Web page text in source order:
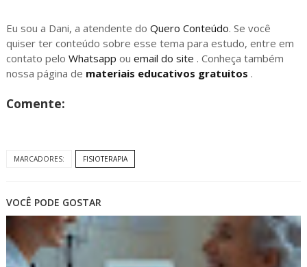
Eu sou a Dani, a atendente do Quero Conteúdo. Se você
quiser ter conteúdo sobre esse tema para estudo, entre em
contato pelo Whatsapp ou email do site . Conheça também
nossa página de materiais educativos gratuitos .
Comente:
MARCADORES: FISIOTERAPIA
VOCÊ PODE GOSTAR